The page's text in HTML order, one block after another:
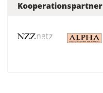
Kooperationspartner